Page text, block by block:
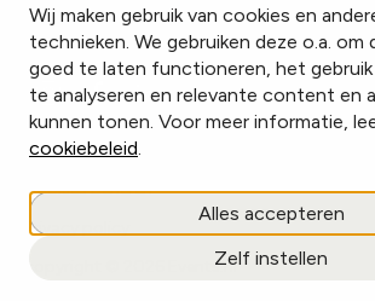
Wij maken gebruik van cookies en
technieken. We gebruiken deze o.a. om
goed te laten functioneren, het
te analyseren en relevante content en
kunnen tonen. Voor meer informatie,
cookiebeleid.
Alles accepteren
Zelf instellen
InstagramFacebookLinkedIn
Cookies beheren
Privacy policy
copyright © 2026 Events.nl